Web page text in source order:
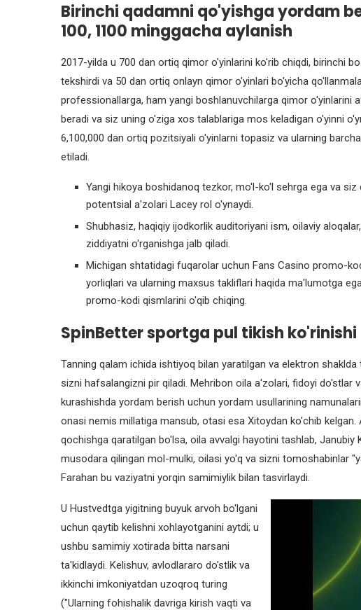
Birinchi qadamni qo'yishga yordam
100, 1100 minggacha aylanish
2017-yilda u 700 dan ortiq qimor o'yinlarini ko'rib chiqdi, birinchi
tekshirdi va 50 dan ortiq onlayn qimor o'yinlari bo'yicha
professionallarga, ham yangi boshlanuvchilarga qimor o'yinlarini
beradi va siz uning o'ziga xos talablariga mos keladigan o'yinni
6,100,000 dan ortiq pozitsiyali o'yinlarni topasiz va ularning
etiladi.
Yangi hikoya boshidanoq tezkor, mo'l-ko'l sehrga ega va
potentsial a'zolari Lacey rol o'ynaydi.
Shubhasiz, haqiqiy ijodkorlik auditoriyani ism, oilaviy
ziddiyatni o'rganishga jalb qiladi.
Michigan shtatidagi fuqarolar uchun Fans Casino promo-
yorliqlari va ularning maxsus takliflari haqida ma'lumotga
promo-kodi qismlarini o'qib chiqing.
SpinBetter sportga pul tikish ko'rinishi
Tanning qalam ichida ishtiyoq bilan yaratilgan va elektron
sizni hafsalangizni pir qiladi. Mehribon oila a'zolari, fidoyi
kurashishda yordam berish uchun yordam usullarining
onasi nemis millatiga mansub, otasi esa Xitoydan ko'chib
qochishga qaratilgan bo'lsa, oila avvalgi hayotini tashlab,
musodara qilingan mol-mulki, oilasi yo'q va sizni tomoshabinlar
Farahan bu vaziyatni yorqin samimiylik bilan tasvirlaydi.
U Hustvedtga yigitning buyuk arvoh bo'lgani
uchun qaytib kelishni xohlayotganini aytdi; u
ushbu samimiy xotirada bitta narsani
ta'kidlaydi. Kelishuv, avlodlararo do'stlik va
ikkinchi imkoniyatdan uzoqroq turing
("Ularning fohishalik davriga kirish vaqti va